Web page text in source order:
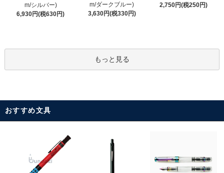
m/シルバー)
6,930円(税630円)
m/ダークブルー)
3,630円(税330円)
2,750円(税250円)
もっと見る
おすすめ文具